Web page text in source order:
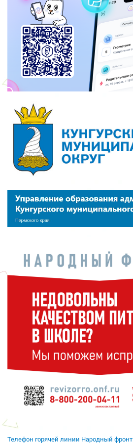
Телефон горячей линии Народный фронт